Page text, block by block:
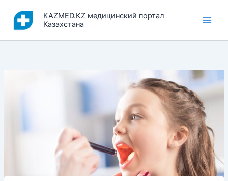
содержимому
KAZMED.KZ медицинский портал
Казахстана